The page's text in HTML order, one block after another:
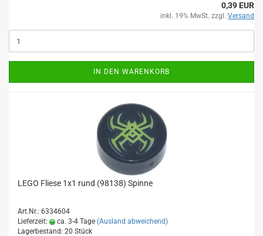
0,39 EUR
inkl. 19% MwSt. zzgl. Versand
IN DEN WARENKORB
LEGO Fliese 1x1 rund (98138) Spinne
Art.Nr.: 6334604
Lieferzeit:
ca. 3-4 Tage (Ausland abweichend)
Lagerbestand: 20 Stück